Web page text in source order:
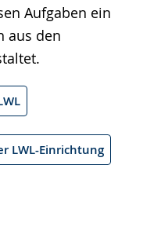
Aufgaben ein
aus den
LWL-Einrichtung